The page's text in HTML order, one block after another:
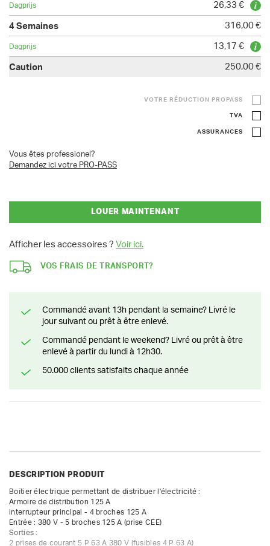
26,33 €
316,00 €
13,17 €
250,00 €
VOTRE RÉDUCTION PROPASS
TVA
ASSURANCES
Vous êtes professionel?
Demandez ici votre PRO-PASS
LOUER MAINTENANT
Afficher les accessoires ? Voir ici.
VOS FRAIS DE TRANSPORT?
Commandé avant 13h pendant la semaine? Livré le
jour suivant ou prêt à être enlevé.
Commandé pendant le weekend? Livré ou prêt à être
enlevé à partir du lundi à 12h30.
50.000 clients satisfaits chaque année
DESCRIPTION PRODUIT
Boîtier électrique permettant de distribuer l'électricité :
Armoire de distribution 125 A
interrupteur principal - 4 broches 125 A
Entrée : 380 V - 5 broches 125 A (prise CEE)
Sorties :
2 prises de courant 5 P 63 A 380 V (fusibles 4 P 63 A)